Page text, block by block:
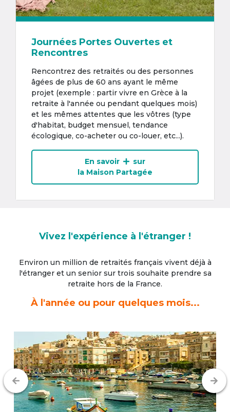
Journées Portes Ouvertes et
Rencontres
Rencontrez des retraités ou des personnes
âgées de plus de 60 ans ayant le même
projet (exemple : partir vivre en Grèce à la
retraite à l'année ou pendant quelques mois)
et les mêmes attentes que les vôtres (type
d'habitat, budget mensuel, tendance
écologique, co-acheter ou co-louer, etc...).
En savoir
sur
la Maison Partagée
Vivez l'expérience à l'étranger !
Environ un million de retraités français vivent déjà à
l'étrangeret un senior sur trois souhaite prendre sa
retraite hors de la France.
À l'année ou pour quelques mois...